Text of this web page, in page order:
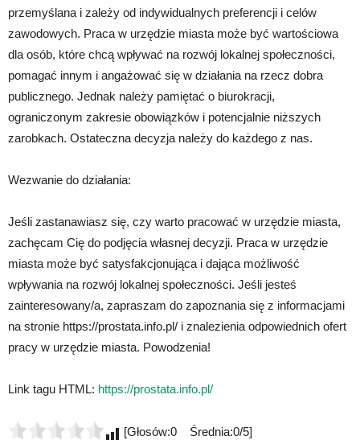
przemyślana i zależy od indywidualnych preferencji i celów
zawodowych. Praca w urzędzie miasta może być wartościowa
dla osób, które chcą wpływać na rozwój lokalnej społeczności,
pomagać innym i angażować się w działania na rzecz dobra
publicznego. Jednak należy pamiętać o biurokracji,
ograniczonym zakresie obowiązków i potencjalnie niższych
zarobkach. Ostateczna decyzja należy do każdego z nas.
Wezwanie do działania:
Jeśli zastanawiasz się, czy warto pracować w urzędzie miasta,
zachęcam Cię do podjęcia własnej decyzji. Praca w urzędzie
miasta może być satysfakcjonująca i dająca możliwość
wpływania na rozwój lokalnej społeczności. Jeśli jesteś
zainteresowany/a, zapraszam do zapoznania się z informacjami
na stronie https://prostata.info.pl/ i znalezienia odpowiednich ofert
pracy w urzędzie miasta. Powodzenia!
Link tagu HTML: https://prostata.info.pl/
[Głosów:0 Średnia:0/5]